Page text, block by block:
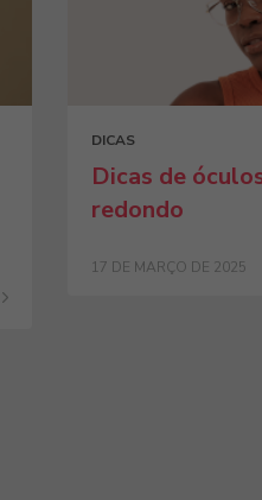
DICAS
Dicas de
redondo
17 DE MARÇO DE 2025